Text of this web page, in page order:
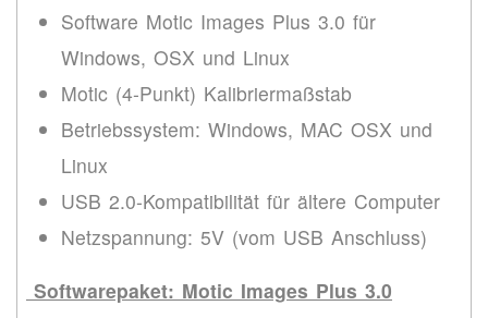
Software Motic Images Plus 3.0 für
Windows, OSX und Linux
Motic (4-Punkt) Kalibriermaßstab
Betriebssystem: Windows, MAC OSX und
Linux
USB 2.0-Kompatibilität für ältere Computer
Netzspannung: 5V (vom USB Anschluss)
Softwarepaket: Motic Images Plus 3.0